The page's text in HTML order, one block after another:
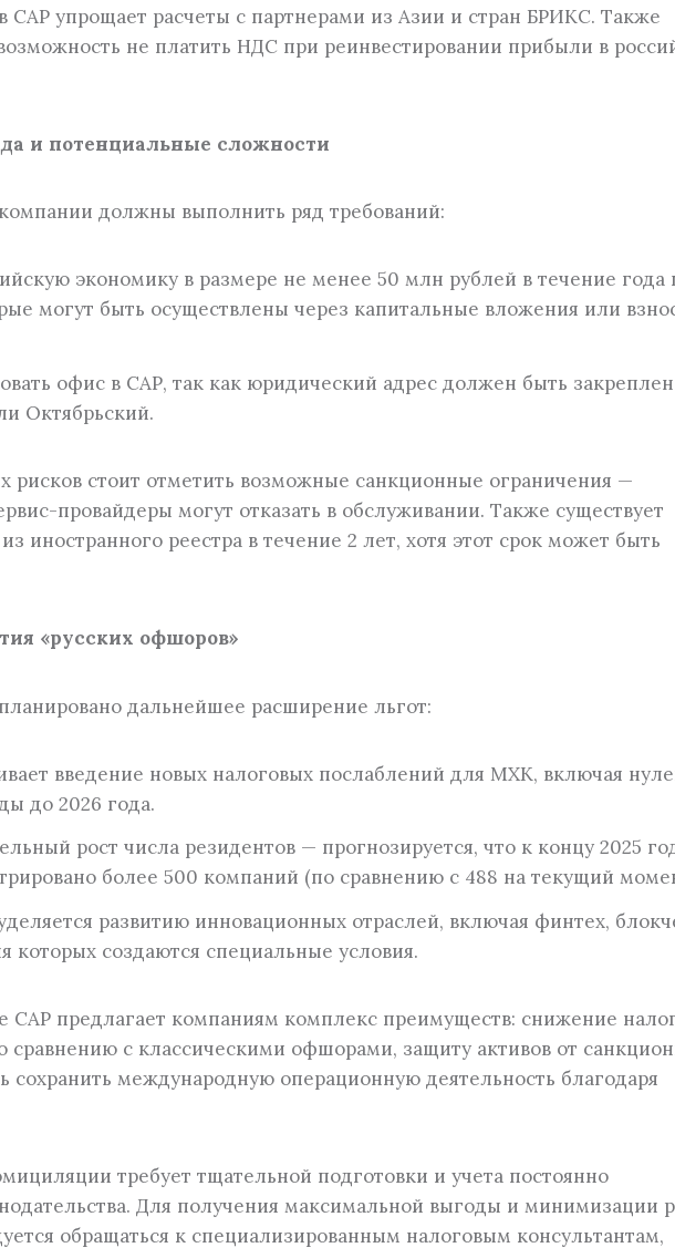
САР упрощает расчеты с партнерами из Азии и стран БРИКС. Также
не платить НДС при реинвестировании прибыли в
и потенциальные сложности
должны выполнить ряд требований:
экономику в размере не менее 50 млн рублей в течение года
могут быть осуществлены через капитальные вложения или
офис в САР, так как юридический адрес должен быть
Октябрьский.
рисков стоит отметить возможные санкционные ограничения —
провайдеры могут отказать в обслуживании. Также существует
иностранного реестра в течение 2 лет, хотя этот срок может быть
«русских офшоров»
дальнейшее расширение льгот:
введение новых налоговых послаблений для МХК, включая
до 2026 года.
рост числа резидентов — прогнозируется, что к концу 2025
более 500 компаний (по сравнению с 488 на текущий
развитию инновационных отраслей, включая финтех,
которых создаются специальные условия.
САР предлагает компаниям комплекс преимуществ: снижение
сравнению с классическими офшорами, защиту активов от
сохранить международную операционную деятельность благодаря
требует тщательной подготовки и учета постоянно
Для получения максимальной выгоды и минимизации
обращаться к специализированным налоговым консультантам,